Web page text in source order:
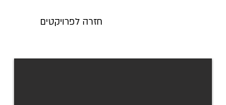
חזרה לפרויקטים